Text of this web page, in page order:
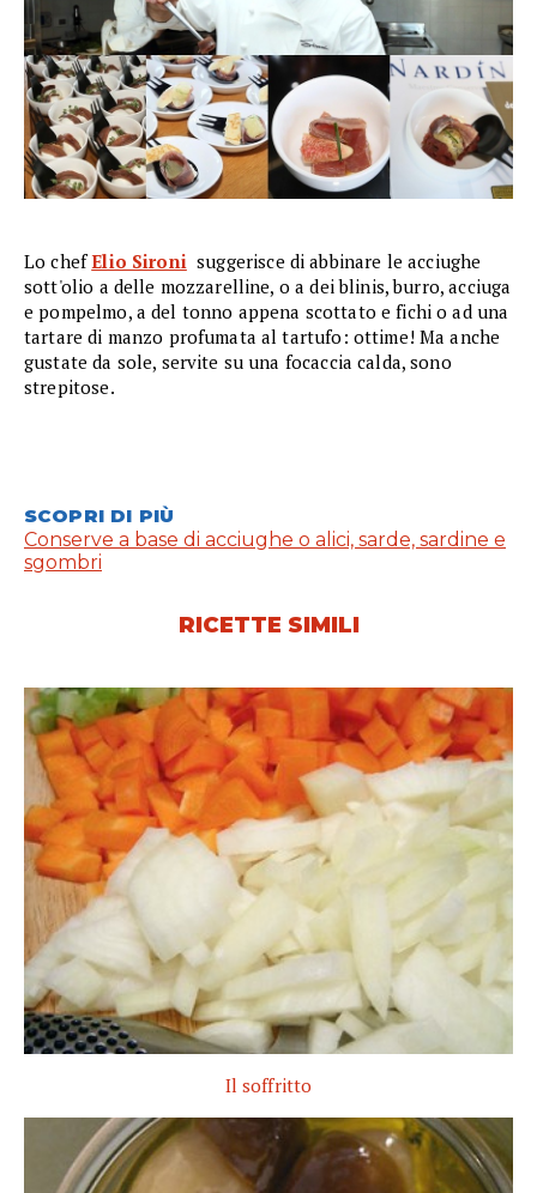
Lo chefElio Sironisuggerisce di abbinare le acciughe
sott'olio a delle mozzarelline, o a dei blinis, burro, acciuga
e pompelmo, a del tonno appena scottato e fichi o ad una
tartare di manzo profumata al tartufo: ottime! Ma anche
gustate da sole, servite su una focaccia calda, sono
strepitose.
SCOPRI DI PIÙ
Conserve a base di acciughe o alici, sarde, sardine e
sgombri
RICETTE SIMILI
Il soffritto